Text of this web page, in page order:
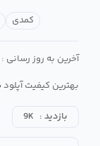
کمدی
آخرین به روز رسانی :
بهترین کیفیت
بازدید : 9K